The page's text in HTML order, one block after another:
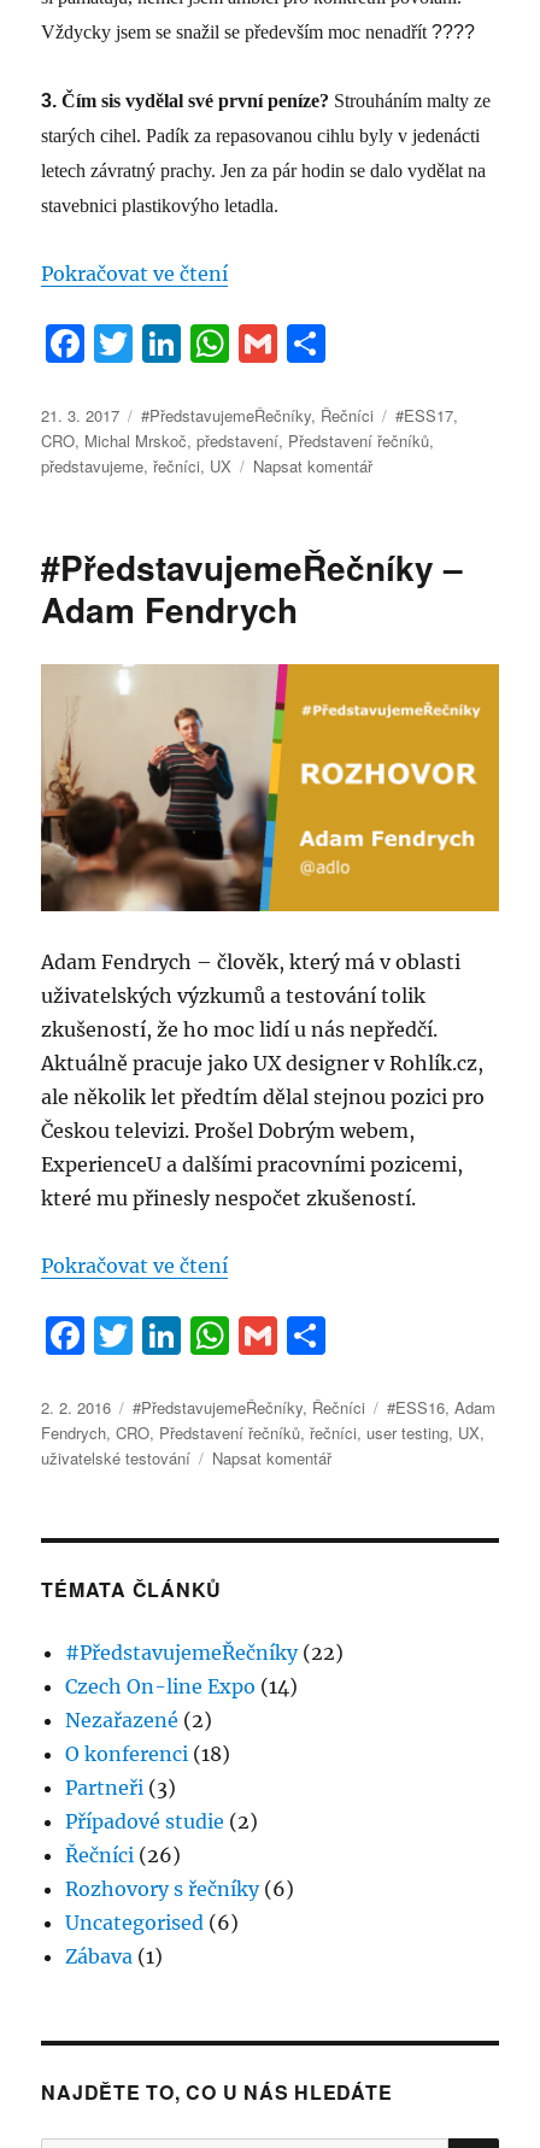
Vždycky jsem se snažil se především moc nenadřít????
3.Čím sis vydělal své první peníze? Strouháním malty ze
starých cihel. Padík za repasovanou cihlu byly v jedenácti
letech závratný prachy. Jen za pár hodin se dalo vydělat na
stavebnici plastikovýho letadla.
Pokračovat ve čtení„#PředstavujemeŘečníky –
F
c
e
o
k
T
it
te
Li
k
e
n
W
at
s
p
G
ai
l
a
re
Publikováno:
21. 3. 2017 Rubriky:
#PředstavujemeŘečníky, Řečníci Štítky:
#ESS17,
CRO, Michal Mrskoč,představení, Představení řečníků,
představujeme,řečníci, UX Napsat komentářpro
Cesta
cíl
#PředstavujemeŘečníky –
Adam Fendrych
Adam Fendrych – člověk, který má v oblasti
uživatelských výzkumů a testování tolik
zkušeností, že ho moc lidí u nás nepředčí.
Aktuálně pracuje jako UX designer v Rohlík.cz,
ale několik let předtím dělal stejnou pozici pro
Českou televizi. Prošel Dobrým webem,
ExperienceU a dalšími pracovními pozicemi,
které mu přinesly nespočet zkušeností.
Pokračovat ve čtení„#PředstavujemeŘečníky –
F
c
e
o
k
T
it
te
Li
k
e
I
W
at
s
p
G
ai
l
a
re
Publikováno:
2. 2. 2016 Rubriky:
#PředstavujemeŘečníky, Řečníci Štítky:
#ESS16,Adam
Fendrych,CRO, Představení řečníků,řečníci, user testing, UX,
uživatelské testování
Napsat komentářpro
názvem
TÉMATA ČLÁNKŮ
#PředstavujemeŘečníky(22)
Czech On-line Expo (14)
Nezařazené (2)
O konferenci (18)
Partneři (3)
Případové studie (2)
Řečníci (26)
Rozhovory s řečníky(6)
Uncategorised (6)
Zábava (1)
NAJDĚTE TO, CO U NÁS HLEDÁTE